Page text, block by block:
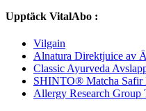
Upptäck VitalAbo :
Vilgain
Alnatura Direktjuice av
Classic Ayurveda
SHINTO® Matcha Safir
Allergy Research Group